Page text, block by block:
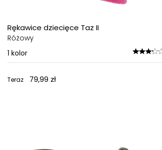
Rękawice dziecięce Taz II
Różowy
1 kolor
Teraz 79,99 zł